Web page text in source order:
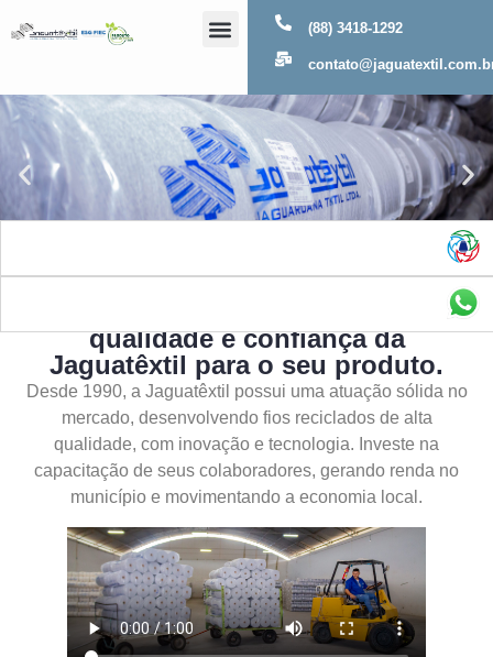
(88) 3418-1292
qualidade e confiança da
Jaguatêxtil para o seu produto.
Desde 1990, a Jaguatêxtil possui uma atuação sólida no
mercado, desenvolvendo fios reciclados de alta
qualidade, com inovação e tecnologia. Investe na
capacitação de seus colaboradores, gerando renda no
município e movimentando a economia local.